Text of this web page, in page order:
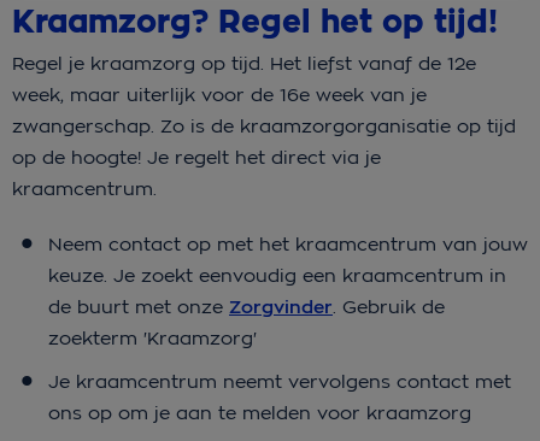
Kraamzorg? Regel het op tijd!
Regel je kraamzorg op tijd. Het liefst vanaf de 12e
week, maar uiterlijk voor de 16e week van je
zwangerschap. Zo is de kraamzorgorganisatie op tijd
op de hoogte! Je regelt het direct via je
kraamcentrum.
Neem contact op met het kraamcentrum van jouw
keuze. Je zoekt eenvoudig een kraamcentrum in
de buurt met onze Zorgvinder. Gebruik de
zoekterm 'Kraamzorg'
Je kraamcentrum neemt vervolgens contact met
ons op om je aan te melden voor kraamzorg